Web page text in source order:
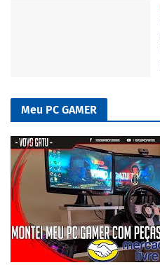
Meu PC GAMER